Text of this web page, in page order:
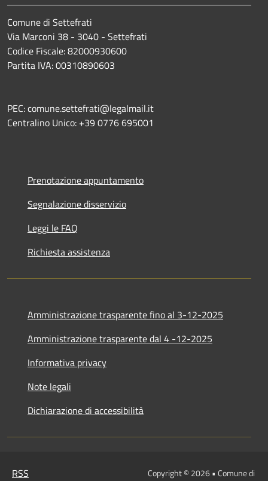
Comune di Settefrati
Via Marconi 38 - 3040 - Settefrati
Codice Fiscale: 82000930600
Partita IVA: 00310890603
PEC: comune.settefrati@legalmail.it
Centralino Unico: +39 0776 695001
Prenotazione appuntamento
Segnalazione disservizio
Leggi le FAQ
Richiesta assistenza
Amministrazione trasparente fino al 3-12-2025
Amministrazione trasparente dal 4 -12-2025
Informativa privacy
Note legali
Dichiarazione di accessibilità
RSS
Copyright © 2026 • Comune di